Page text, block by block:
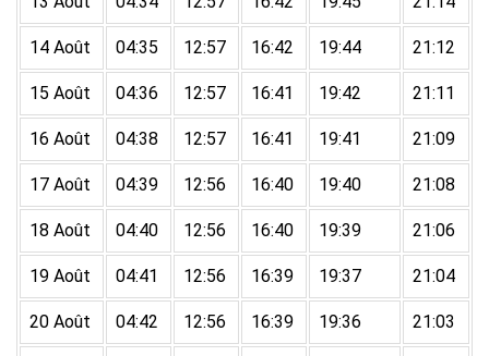
14 Août 04:35 12:57 16:42 19:44 21:12
15 Août 04:36 12:57 16:41 19:42 21:11
16 Août 04:38 12:57 16:41 19:41 21:09
17 Août 04:39 12:56 16:40 19:40 21:08
18 Août 04:40 12:56 16:40 19:39 21:06
19 Août 04:41 12:56 16:39 19:37 21:04
20 Août 04:42 12:56 16:39 19:36 21:03